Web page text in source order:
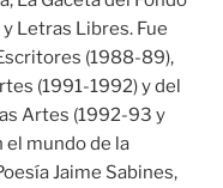
Letras Libres. Fue
(1988-89),
(1991-1992) y del
Artes (1992-93 y
mundo de la
Jaime Sabines,